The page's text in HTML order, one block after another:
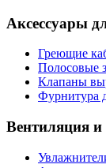
Аксессуары
Греющие
Полосовые
Клапаны
Фурнитура
Вентиляция